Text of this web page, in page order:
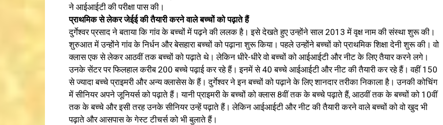
ने आईआईटी की परीक्षा पास की।
प्राथमिक से लेकर जेईई की तैयारी करने वाले बच्चों को पढ़ाते हैं
दुर्गेश्वर प्रसाद ने बताया कि गांव के बच्चों में पढ़ने की ललक है। इसे देखते हुए उन्होंने साल 2013 में वृक्ष नाम की संस्था शुरू की।
शुरुआत में उन्होंने गांव के निर्धन और बेसहारा बच्चों को पढ़ाना शुरू किया। पहले उन्होंने बच्चों को प्राथमिक शिक्षा देनी शुरू की। वो
क्लास एक से लेकर आठवीं तक बच्चों को पढ़ाते थे। लेकिन धीरे-धीरे वो बच्चों को आईआईटी और नीट के लिए तैयार करने लगे।
उनके सेंटर पर फिलहाल करीब 200 बच्चे पढ़ाई कर रहे हैं। इनमें से 40 बच्चे आईआईटी और नीट की तैयारी कर रहे हैं। वहीं 150
से ज्यादा बच्चे प्राइमरी और अन्य क्लासेस के हैं। दुर्गेश्वर ने इन बच्चों को पढ़ाने के लिए शानदार तरीका निकाला है। उनकी कोचिंग
में सीनियर अपने जूनियर्स को पढ़ाते हैं। यानी प्राइमरी के बच्चों को क्लास 8वीं तक के बच्चे पढ़ाते हैं, आठवीं तक के बच्चों को 10वीं
तक के बच्चे और इसी तरह उनके सीनियर उन्हें पढ़ाते हैं। लेकिन आईआईटी और नीट की तैयारी करने वाले बच्चों को वो खुद भी
पढ़ाते और आसपास के गेस्ट टीचर्स को भी बुलाते हैं।